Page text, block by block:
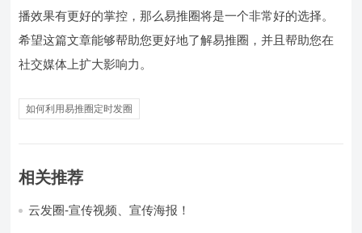
播效果有更好的掌控，那么易推圈将是一个非常好的选择。
希望这篇文章能够帮助您更好地了解易推圈，并且帮助您在
社交媒体上扩大影响力。
如何利用易推圈定时发圈
相关推荐
云发圈-宣传视频、宣传海报！